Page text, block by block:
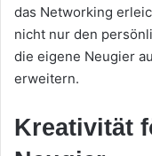
das Networking
nicht nur den
die eigene Neugier
erweitern.
Kreativität